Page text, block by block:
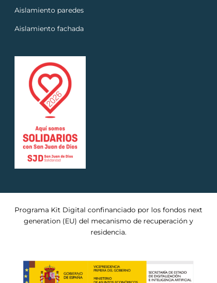
Aislamiento paredes
Aislamiento fachada
Programa Kit Digital confinanciado por los fondos next
generation (EU) del mecanismo de recuperación y
residencia.